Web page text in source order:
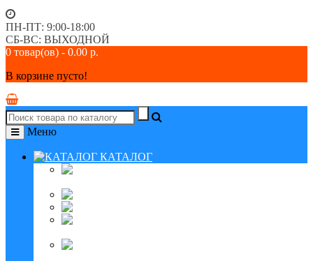
ПН-ПТ: 9:00-18:00
СБ-ВС: ВЫХОДНОЙ
0 товар(ов) - 0.00 р.
В корзине пусто!
Меню
КАТАЛОГ